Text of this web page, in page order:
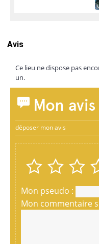
Avis
Ce lieu ne dispose pas
un.
Mon avis
déposer mon avis
Mon pseudo :
Mon commentaire